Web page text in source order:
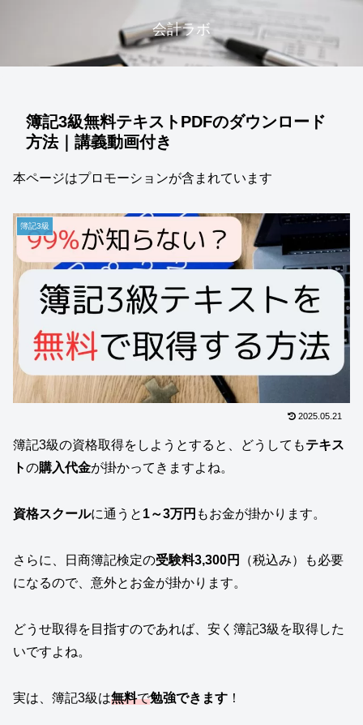
会計ラボ
簿記3級無料テキストPDFのダウンロード
方法｜講義動画付き
本ページはプロモーションが含まれています
簿記3級
2025.05.21
簿記3級の資格取得をしようとすると、どうしてもテキス
トの購入代金が掛かってきますよね。
資格スクールに通うと 1～3万円 もお金が掛かります。
さらに、日商簿記検定の受験料3,300円
（税込み）も必要
になるので、意外とお金が掛かります。
どうせ取得を目指すのであれば、安く簿記3級を取得した
いですよね。
実は、簿記3級は無料で勉強できます ！